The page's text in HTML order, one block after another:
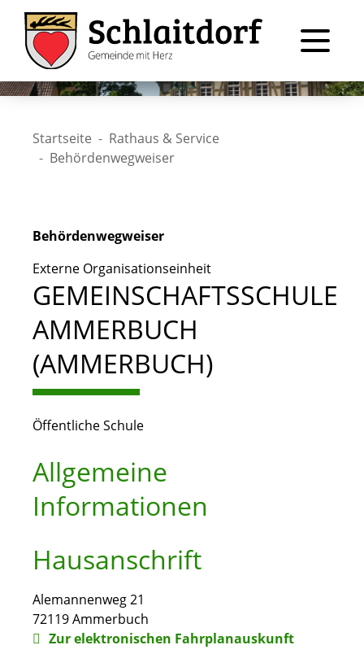
Startseite
Rathaus & Service
Behördenwegweiser
Behördenwegweiser
Externe Organisationseinheit
GEMEINSCHAFTSSCHULE
AMMERBUCH
(AMMERBUCH)
Öffentliche Schule
Allgemeine
Informationen
Hausanschrift
Alemannenweg 21
72119Ammerbuch
Zur elektronischen Fahrplanauskunft